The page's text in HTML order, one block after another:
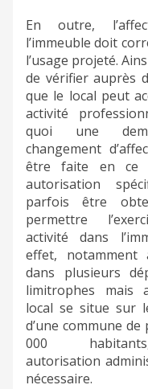
En outre,
l’immeuble doit
l’usage projeté.
de vérifier auprès
que le local peut
activité
quoi une
changement
être faite en ce
autorisation
parfois être
permettre
activité dans
effet,
dans plusieurs
limitrophes mais
local se situe sur
d’une commune de
000
autorisation
nécessaire.